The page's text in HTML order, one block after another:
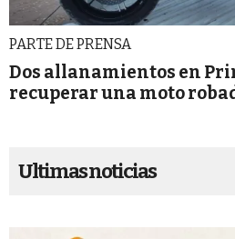
PARTE DE PRENSA
Dos allanamientos en
recuperar una moto
Ultimas noticias